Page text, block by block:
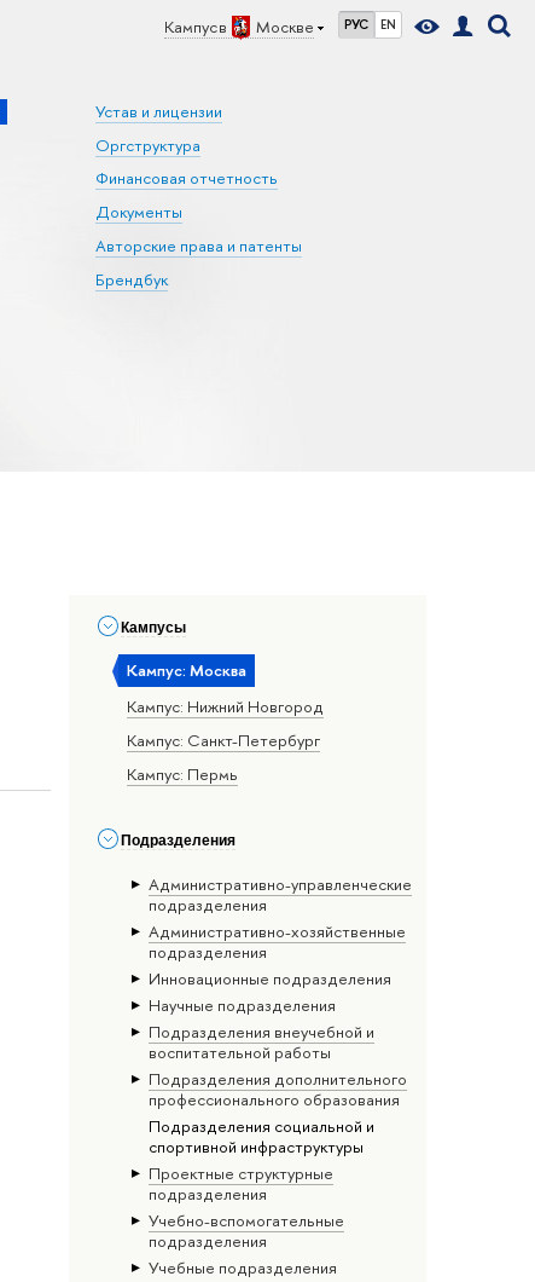
Кампус в Москве РУС EN
Устав и лицензии
Оргструктура
Финансовая отчетность
Документы
Авторские права и патенты
Брендбук
Кампусы
Кампус: Москва
Кампус: Нижний Новгород
Кампус: Санкт-Петербург
Кампус: Пермь
Подразделения
Административно-управленческие
подразделения
Административно-хозяйственные
подразделения
Инновационные подразделения
Научные подразделения
Подразделения внеучебной и
воспитательной работы
Подразделения дополнительного
профессионального образования
Подразделения социальной и
спортивной инфраструктуры
Проектные структурные
подразделения
Учебно-вспомогательные
подразделения
Учебные подразделения